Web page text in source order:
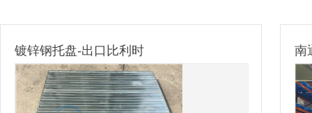
镀锌钢托盘-出口比利时 南